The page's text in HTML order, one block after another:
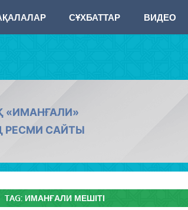
СҰХБАТТАР ВИДЕО
«ИМАНҒАЛИ»
РЕСМИ САЙТЫ
TAG: ИМАНҒАЛИ МЕШІТІ